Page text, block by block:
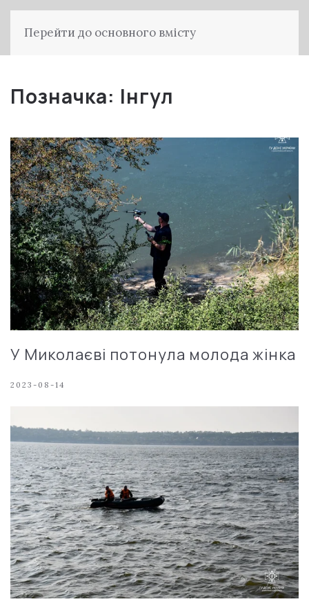
Перейти до основного вмісту
Позначка: Інгул
У Миколаєві потонула молода жінка
2023-08-14